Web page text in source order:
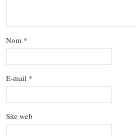
Nom *
E-mail *
Site web